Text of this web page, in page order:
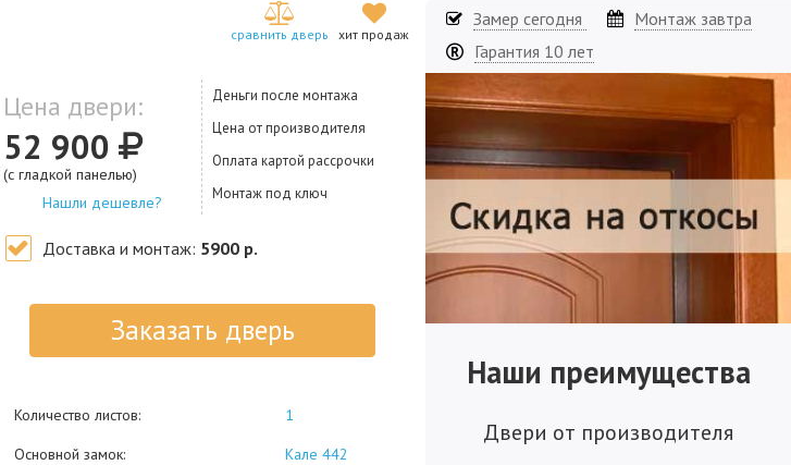
сравнить дверь хит продаж
Цена двери:
52 900
(с гладкой панелью)
Нашли дешевле?
Деньги после монтажа
Цена от производителя
Оплата картой рассрочки
Монтаж под ключ
Доставка и монтаж: 5900 р.
Заказать дверь
Количество листов:
1
Основной замок:
Кале 442
Замер сегодня
Монтаж завтра
Гарантия 10 лет
Наши преимущества
Двери от производителя